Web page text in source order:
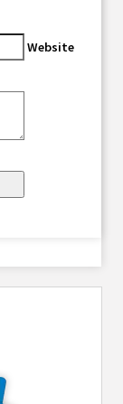
Website